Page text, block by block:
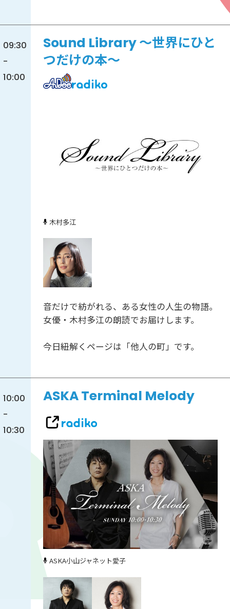
09:30
-
10:00
Sound Library ～世界にひと
つだけの本～
木村多江
音だけで紡がれる、ある女性の人生の物語。
女優・木村多江の朗読でお届けします。
今日紐解くページは「他人の町」です。
10:00
-
10:30
ASKA Terminal Melody
ASKA小山ジャネット愛子